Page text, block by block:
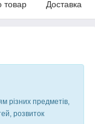
товар Доставка
різних предметів,
розвиток